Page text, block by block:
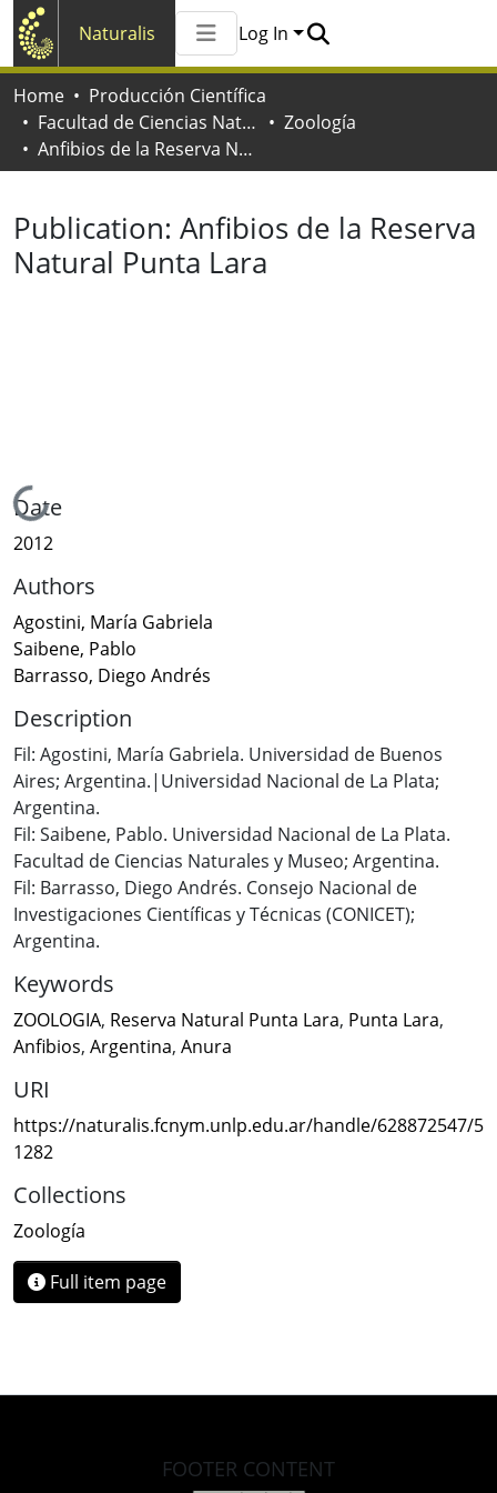
Naturalis
All of Naturalis
Log In
Home
Producción Científica
Facultad de Ciencias Naturales y Museo
Zoología
Anfibios de la Reserva Natural Punta Lara
Publication: Anfibios de la Reserva
Natural Punta Lara
Loading...
Date
2012
Authors
Agostini, María Gabriela
Saibene, Pablo
Barrasso, Diego Andrés
Description
Fil: Agostini, María Gabriela. Universidad de Buenos
Aires; Argentina.|Universidad Nacional de La Plata;
Argentina.
Fil: Saibene, Pablo. Universidad Nacional de La Plata.
Facultad de Ciencias Naturales y Museo; Argentina.
Fil: Barrasso, Diego Andrés. Consejo Nacional de
Investigaciones Científicas y Técnicas (CONICET);
Argentina.
Keywords
ZOOLOGIA, Reserva Natural Punta Lara, Punta Lara,
Anfibios, Argentina, Anura
URI
https://naturalis.fcnym.unlp.edu.ar/handle/628872547/5
1282
Collections
Zoología
Full item page
FOOTER CONTENT